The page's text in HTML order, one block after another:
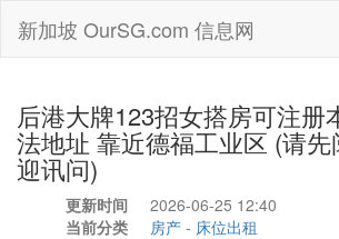
新加坡 OurSG.com 信息网
后港大牌123招女搭房可注册
法地址 靠近德福工业区 (请
迎讯问)
更新时间
2026-06-25 12:40
当前分类
房产 - 床位出租